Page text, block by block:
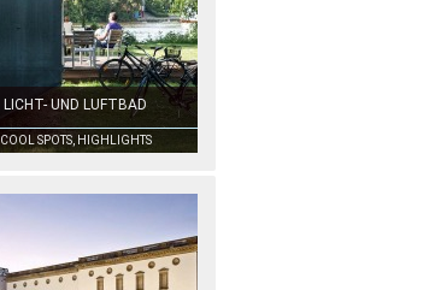
LICHT- UND LUFTBAD
COOL SPOTS, HIGHLIGHTS